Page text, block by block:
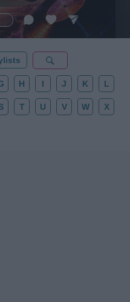
cero. 💾 ¡Guarda
noche estrellada!
H I J K L
T U V W X